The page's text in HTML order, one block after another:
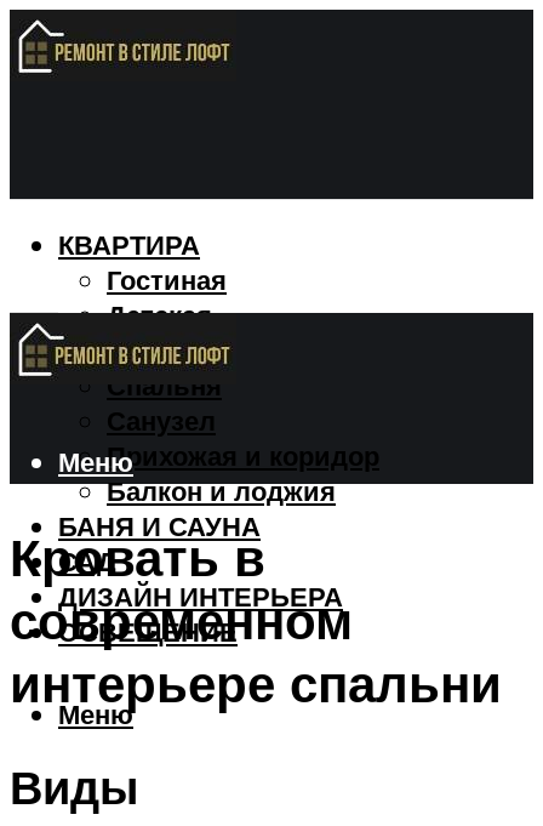
КВАРТИРА
Гостиная
Детская
Кухня
Спальня
Санузел
Прихожая и коридор
Балкон и лоджия
БАНЯ И САУНА
САД
ДИЗАЙН ИНТЕРЬЕРА
ОСВЕЩЕНИЕ
Меню
Меню
Кровать в
современном
интерьере спальни
Виды